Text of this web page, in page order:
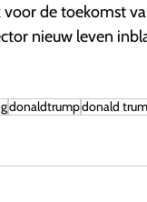
de toekomst
nieuw leven
donaldtrumpdonald